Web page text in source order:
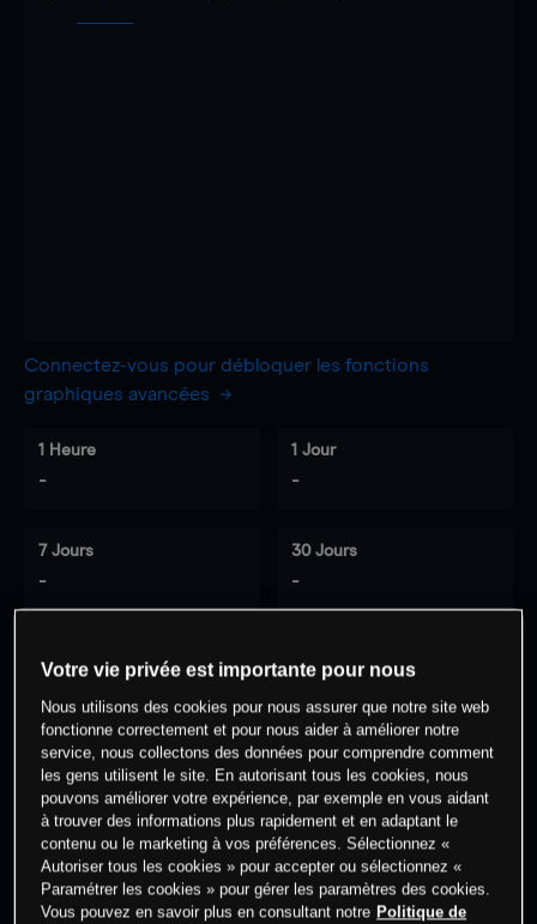
Connectez-vous pour débloquer les fonctions
graphiques avancées
1 Heure
-
1 Jour
-
7 Jours
-
30 Jours
-
0 % des clients ont une position à
cet actif
Commencez à trader
Votre vie privée est importante pour nous
Nous utilisons des cookies pour nous assurer que notre site web
fonctionne correctement et pour nous aider à améliorer notre
service, nous collectons des données pour comprendre comment
les gens utilisent le site. En autorisant tous les cookies, nous
pouvons améliorer votre expérience, par exemple en vous aidant
à trouver des informations plus rapidement et en adaptant le
contenu ou le marketing à vos préférences. Sélectionnez «
Autoriser tous les cookies » pour accepter ou sélectionnez «
Paramétrer les cookies » pour gérer les paramètres des cookies.
Vous pouvez en savoir plus en consultant notre Politique de